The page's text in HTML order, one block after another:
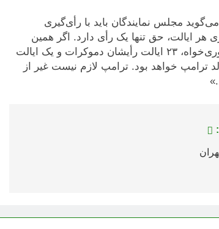
مجلس نمایندگان باید با رأی‌گیری
ایالت، حق تنها یک رأی دارد. اگر همین
ارقام [در انتخابات سال جاری] باقی بمانند، ۲۶ ایالت رأیشان جمهوری‌خواه، ۲۳ ایالت رأیشان دموکرات و یک ایالت
ترامپ خواهد بود. ترامپ لازم نیست غیر از